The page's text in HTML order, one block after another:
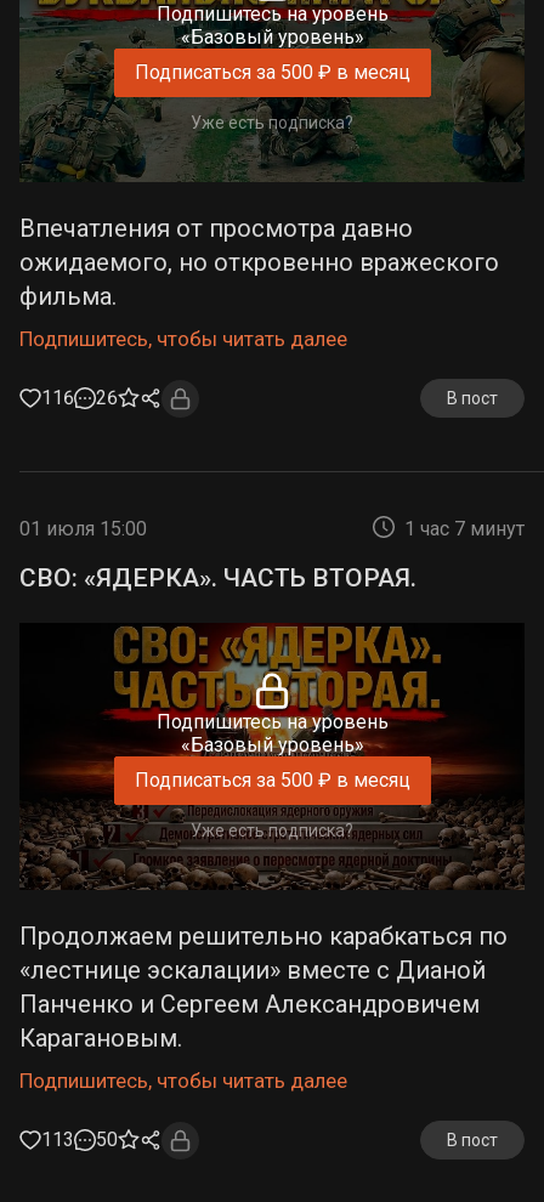
Подпишитесь на уровень
«Базовый уровень»
Подписаться за 500 ₽ в месяц
Уже есть подписка?
Впечатления от просмотра давно
ожидаемого, но откровенно вражеского
фильма.
Подпишитесь, чтобы читать далее
116 26 В пост
01 июля 15:00 1 час 7 минут
СВО: «ЯДЕРКА». ЧАСТЬ ВТОРАЯ.
Подпишитесь на уровень
«Базовый уровень»
Подписаться за 500 ₽ в месяц
Уже есть подписка?
Продолжаем решительно карабкаться по
«лестнице эскалации» вместе с Дианой
Панченко и Сергеем Александровичем
Карагановым.
Подпишитесь, чтобы читать далее
113 50 В пост